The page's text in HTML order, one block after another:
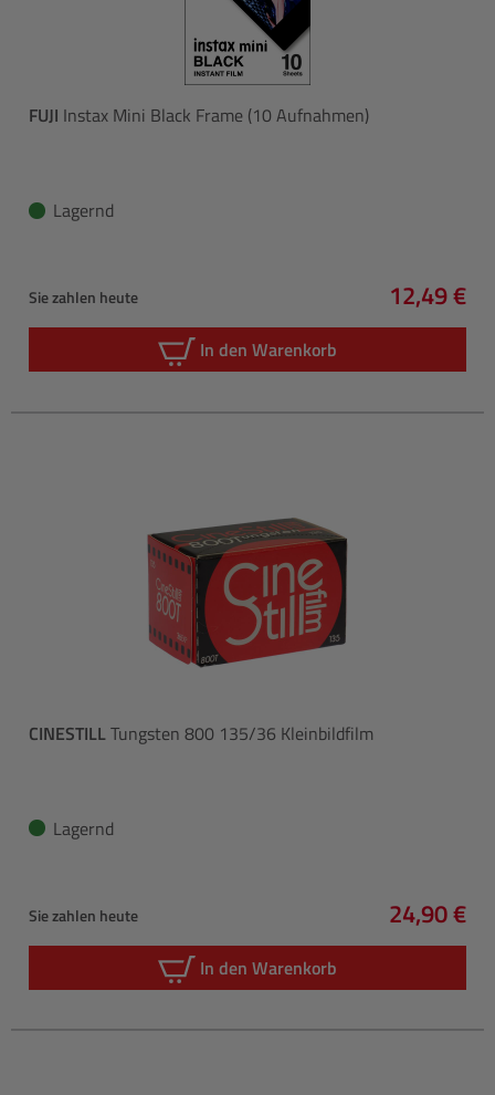
FUJI Instax Mini Black Frame (10 Aufnahmen)
Lagernd
Sie zahlen heute 12,49 €
In den Warenkorb
CINESTILLTungsten 800 135/36 Kleinbildfilm
Lagernd
Sie zahlen heute 24,90 €
In den Warenkorb